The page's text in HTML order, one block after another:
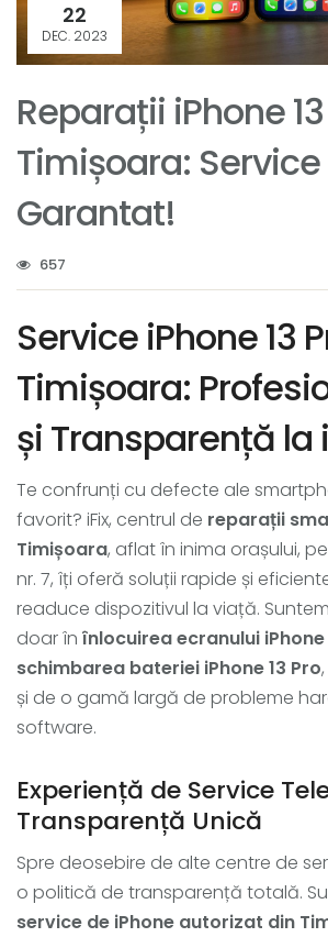
22
DEC. 2023
Reparații iPhone
Timișoara:
Garantat!
657
Service iPhone 13
Timișoara:
și Transparență la
Te confrunți cu defecte ale
favorit? iFix, centrul de reparații
Timișoara, aflat în inima orașului,
nr. 7, îți oferă soluții rapide și
readuce dispozitivul la viață.
doar în înlocuirea ecranului iPhone
schimbarea bateriei iPhone 13 Pro
și de o gamă largă de probleme
software.
Experiență de Service
Transparență Unică
Spre deosebire de alte centre de
o politică de transparență totală.
service de iPhone autorizat din